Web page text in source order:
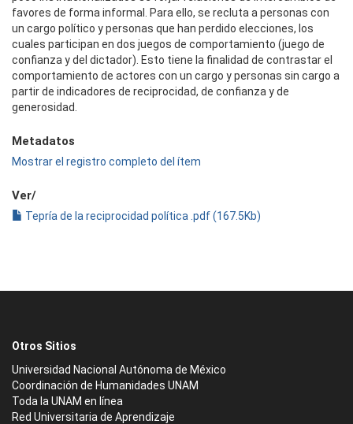
favores de forma informal. Para ello, se recluta a personas con
un cargo político y personas que han perdido elecciones, los
cuales participan en dos juegos de comportamiento (juego de
confianza y del dictador). Esto tiene la finalidad de contrastar el
comportamiento de actores con un cargo y personas sin cargo a
partir de indicadores de reciprocidad, de confianza y de
generosidad.
Metadatos
Mostrar el registro completo del ítem
Ver/
Tepría de la reciprocidad política .pdf (167.5Kb)
Otros Sitios
Universidad Nacional Autónoma de México
Coordinación de Humanidades UNAM
Toda la UNAM en línea
Red Universitaria de Aprendizaje